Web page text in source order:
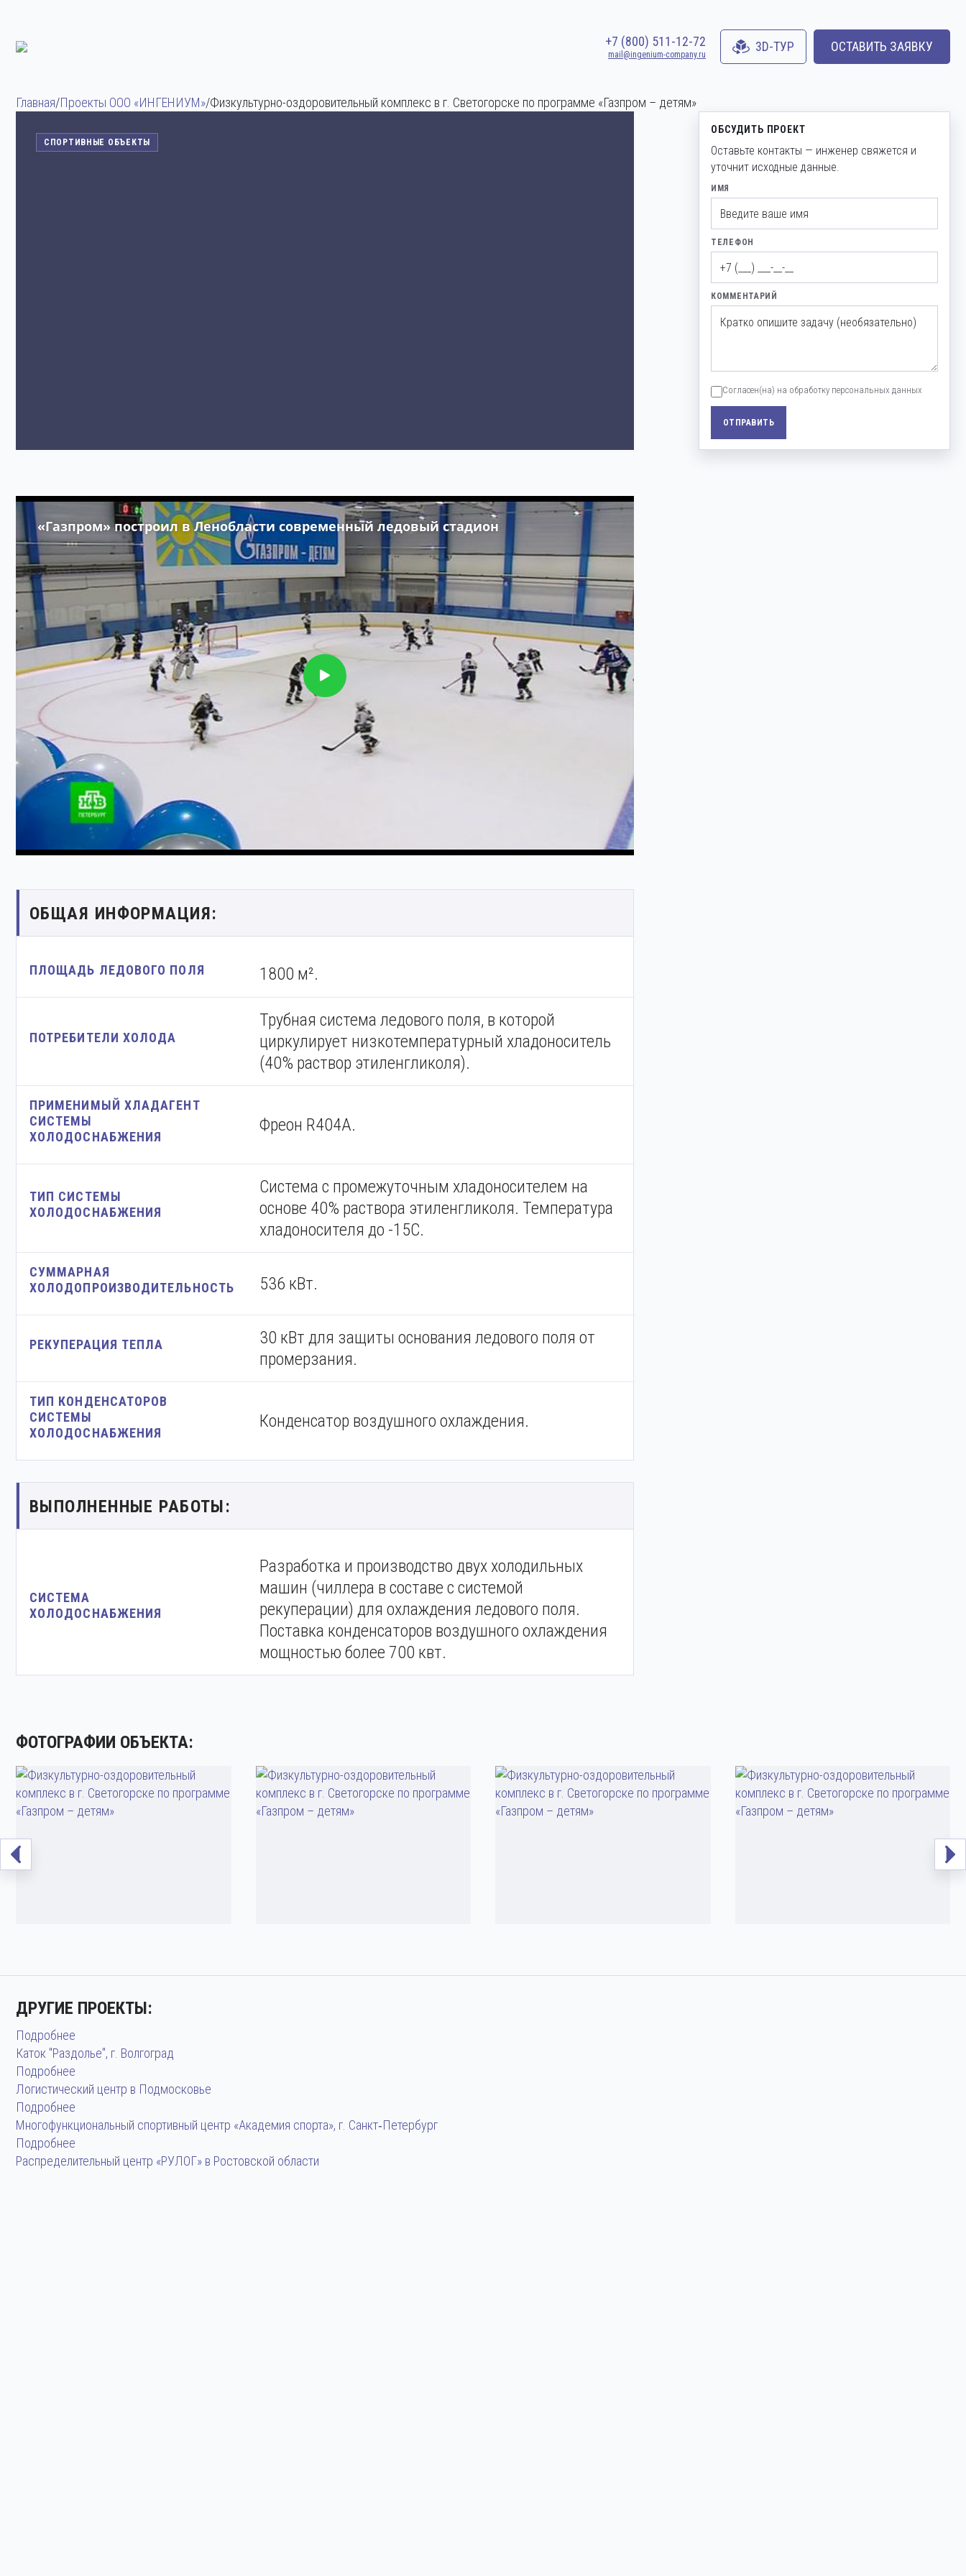
+7 (800) 511-12-72
mail@ingenium-company.ru
3D-ТУР ОСТАВИТЬ ЗАЯВКУ
Главная/Проекты ООО «ИНГЕНИУМ»/Физкультурно-оздоровительный комплекс в г. Светогорске по программе «Газпром – детям»
СПОРТИВНЫЕ ОБЪЕКТЫ
ОБЩАЯ ИНФОРМАЦИЯ:
ПЛОЩАДЬ ЛЕДОВОГО ПОЛЯ 1800 м².
ПОТРЕБИТЕЛИ ХОЛОДА
Трубная система ледового поля, в которой
циркулирует низкотемпературный хладоноситель
(40% раствор этиленгликоля).
ПРИМЕНИМЫЙ ХЛАДАГЕНТ
СИСТЕМЫ
ХОЛОДОСНАБЖЕНИЯ
Фреон R404A.
ТИП СИСТЕМЫ
ХОЛОДОСНАБЖЕНИЯ
Система с промежуточным хладоносителем на
основе 40% раствора этиленгликоля. Температура
хладоносителя до -15С.
СУММАРНАЯ
ХОЛОДОПРОИЗВОДИТЕЛЬНОСТЬ
536 кВт.
РЕКУПЕРАЦИЯ ТЕПЛА
30 кВт для защиты основания ледового поля от
промерзания.
ТИП КОНДЕНСАТОРОВ
СИСТЕМЫ
ХОЛОДОСНАБЖЕНИЯ
Конденсатор воздушного охлаждения.
ВЫПОЛНЕННЫЕ РАБОТЫ:
СИСТЕМА
ХОЛОДОСНАБЖЕНИЯ
Разработка и производство двух холодильных
машин (чиллера в составе с системой
рекуперации) для охлаждения ледового поля.
Поставка конденсаторов воздушного охлаждения
мощностью более 700 квт.
ОБСУДИТЬ ПРОЕКТ
Оставьте контакты — инженер свяжется и
уточнит исходные данные.
ИМЯ
ТЕЛЕФОН
КОММЕНТАРИЙ
Согласен(на) на обработку персональных данных
ОТПРАВИТЬ
ФОТОГРАФИИ ОБЪЕКТА:
ДРУГИЕ ПРОЕКТЫ:
Подробнее
Каток "Раздолье", г. Волгоград
Подробнее
Логистический центр в Подмосковье
Подробнее
Многофункциональный спортивный центр «Академия спорта», г. Санкт‑Петербург
Подробнее
Распределительный центр «РУЛОГ» в Ростовской области